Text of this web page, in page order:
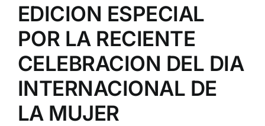
EDICION ESPECIAL
POR LA RECIENTE
CELEBRACION DEL DIA
INTERNACIONAL DE
LA MUJER